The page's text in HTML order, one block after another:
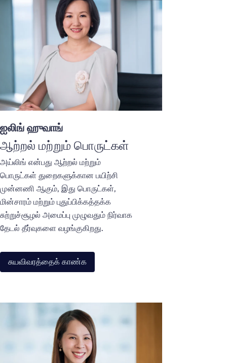
ஐலிங் ஹுவாங்
ஆற்றல் மற்றும் பொருட்கள்
அய்லிங் என்பது ஆற்றல் மற்றும்
பொருட்கள் துறைகளுக்கான பயிற்சி
முன்னணி ஆகும், இது பொருட்கள்,
மின்சாரம் மற்றும் புதுப்பிக்கத்தக்க
சுற்றுச்சூழல் அமைப்பு முழுவதும் நிர்வாக
தேடல் தீர்வுகளை வழங்குகிறது.
சுயவிவரத்தைக் காண்க